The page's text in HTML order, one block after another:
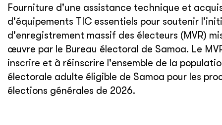
Fourniture d'une assistance technique et
d'équipements TIC essentiels pour soutenir
d'enregistrement massif des électeurs (MVR)
œuvre par le Bureau électoral de Samoa. Le
inscrire et à réinscrire l'ensemble de la
électorale adulte éligible de Samoa pour les
élections générales de 2026.